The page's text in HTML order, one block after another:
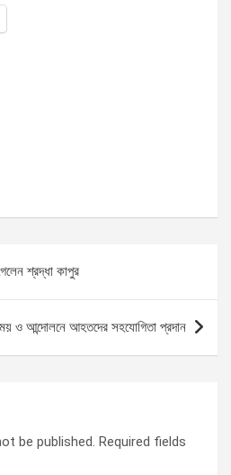
শ্রদ্ধা কাপুর
ও আন্দোলনে আহতদের সহযোগিতা প্রদান
be published. Required fields